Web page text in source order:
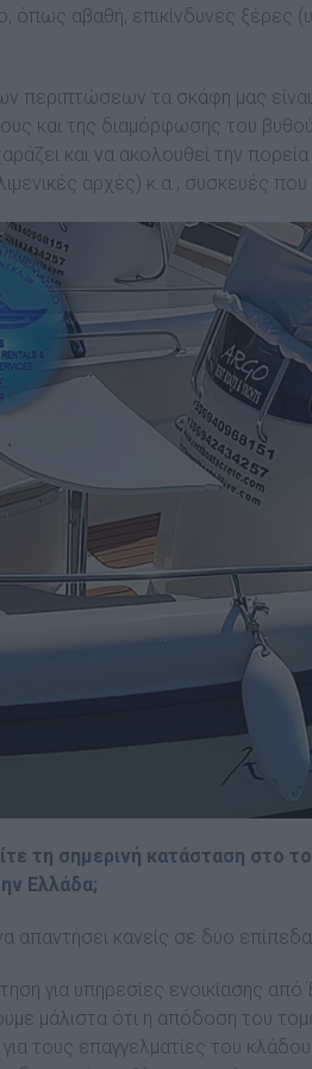
όπως αβαθή, επικίνδυνες ξέρες
περιπτώσεων τα σκάφη μας
και της διαμόρφωσης του
και να ακολουθεί την
αρχές) κ.α., συσκευές
τη σημερινή κατάσταση στο
Ελλάδα;
απαντήσει κανείς σε δύο επίπεδα.
για υπηρεσίες ενοικίασης
μάλιστα ότι η απόδοση του
τους επαγγελματίες του κλάδου